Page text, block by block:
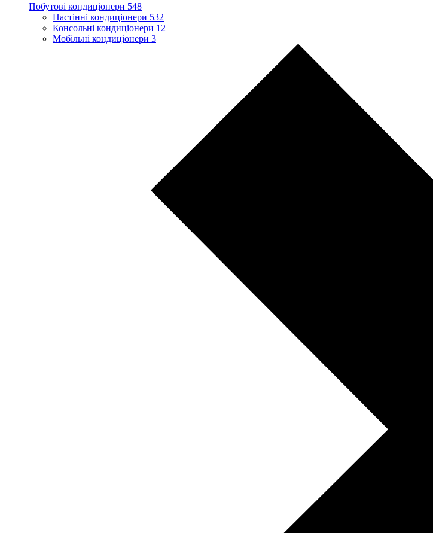
Побутові кондиціонери 548
Настінні кондиціонери 532
Консольні кондиціонери 12
Мобільні кондиціонери 3